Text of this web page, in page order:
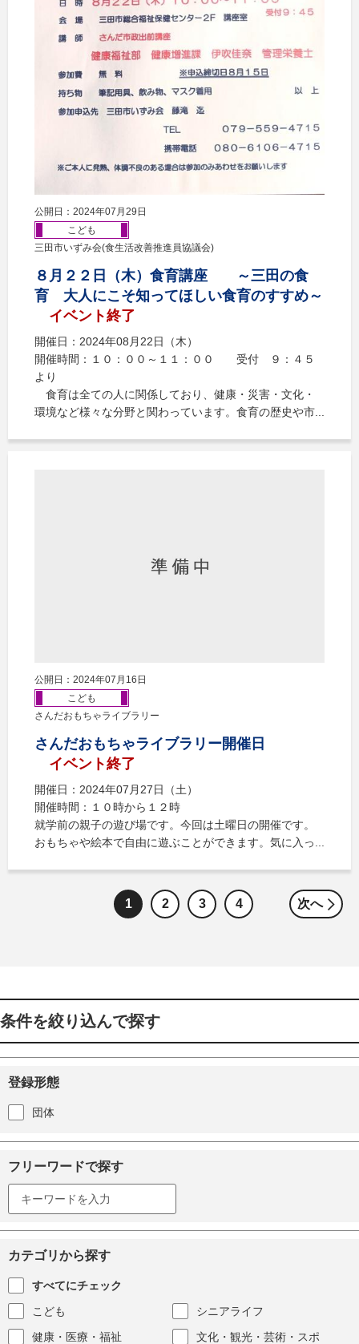
公開日：2024年07月29日
こども
三田市いずみ会(食生活改善推進員協議会)
８月２２日（木）食育講座 ～三田の食
育 大人にこそ知ってほしい食育のすすめ～
イベント終了
開催日：2024年08月22日（木）
開催時間：１０：００～１１：００ 受付 ９：４５
より
食育は全ての人に関係しており、健康・災害・文化・
環境など様々な分野と関わっています。食育の歴史や市...
公開日：2024年07月16日
こども
さんだおもちゃライブラリー
さんだおもちゃライブラリー開催日
イベント終了
開催日：2024年07月27日（土）
開催時間：１０時から１２時
就学前の親子の遊び場です。今回は土曜日の開催です。
おもちゃや絵本で自由に遊ぶことができます。気に入っ...
1 2 3 4 次へ
条件を絞り込んで探す
登録形態
団体
フリーワードで探す
カテゴリから探す
すべてにチェック
こども
シニアライフ
健康・医療・福祉
文化・観光・芸術・スポ